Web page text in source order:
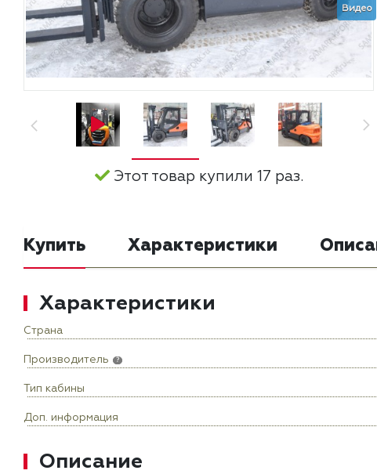
Видео
Этот товар купили 17 раз.
Купить Характеристики
Характеристики
Страна
Производитель ?
Тип кабины
Доп. информация
Описание